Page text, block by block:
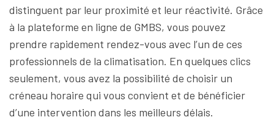
distinguent par leur proximité et leur réactivité. Grâce
à la plateforme en ligne de GMBS, vous pouvez
prendre rapidement rendez-vous avec l’un de ces
professionnels de la climatisation. En quelques clics
seulement, vous avez la possibilité de choisir un
créneau horaire qui vous convient et de bénéficier
d’une intervention dans les meilleurs délais.